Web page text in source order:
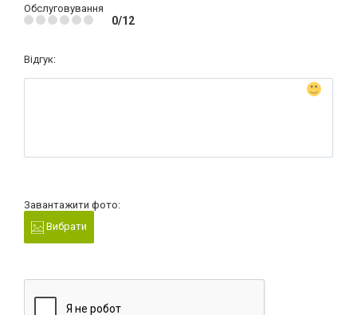
Обслуговування
0/12
Відгук:
Завантажити фото:
Вибрати